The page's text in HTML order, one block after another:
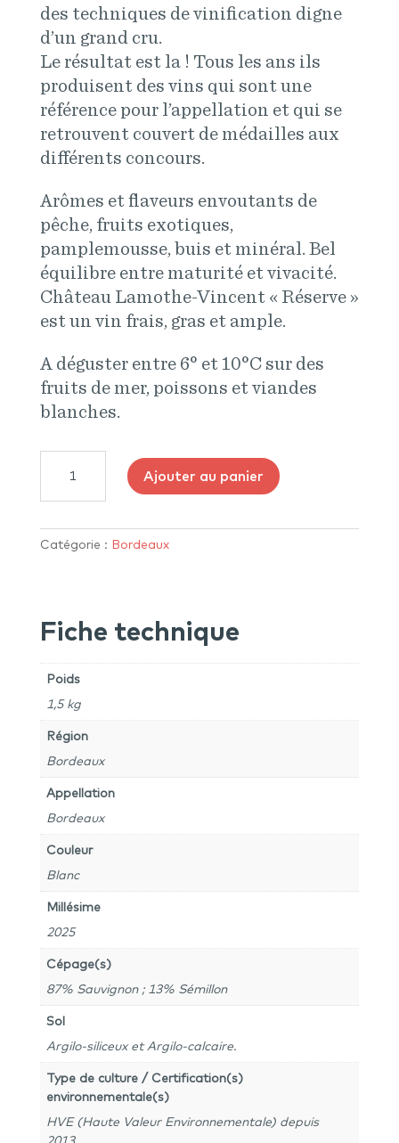
des techniques de vinification digne
d’un grand cru.
Le résultat est la ! Tous les ans ils
produisent des vins qui sont une
référence pour l’appellation et qui se
retrouvent couvert de médailles aux
différents concours.
Arômes et flaveurs envoutants de
pêche, fruits exotiques,
pamplemousse, buis et minéral. Bel
équilibre entre maturité et vivacité.
Château Lamothe-Vincent « Réserve »
est un vin frais, gras et ample.
A déguster entre 6° et 10°C sur des
fruits de mer, poissons et viandes
blanches.
Château
Vincent
Bordeaux
Blanc
Ajouter au panier
Catégorie : Bordeaux
Fiche technique
Poids
1,5 kg
Région
Bordeaux
Appellation
Bordeaux
Couleur
Blanc
Millésime
2025
Cépage(s)
87% Sauvignon ; 13% Sémillon
Sol
Argilo-siliceux et Argilo-calcaire.
Type de culture / Certification(s)
environnementale(s)
HVE (Haute Valeur Environnementale) depuis